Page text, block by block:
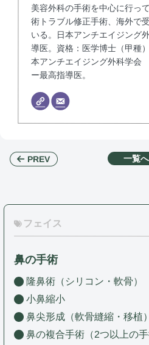
美容外科の手術を中心に行っ
術トラブル修正手術、海外で
いる。日本アンチエイジング
導医。資格：医学博士（甲種
本アンチエイジング外科学会
ー最高指導医。
PREV 一覧へ
フェイス
鼻の手術
隆鼻術（シリコン・軟骨）
小鼻縮小
鼻尖形成（軟骨縫縮・移植）
鼻の複合手術（2つ以上の手